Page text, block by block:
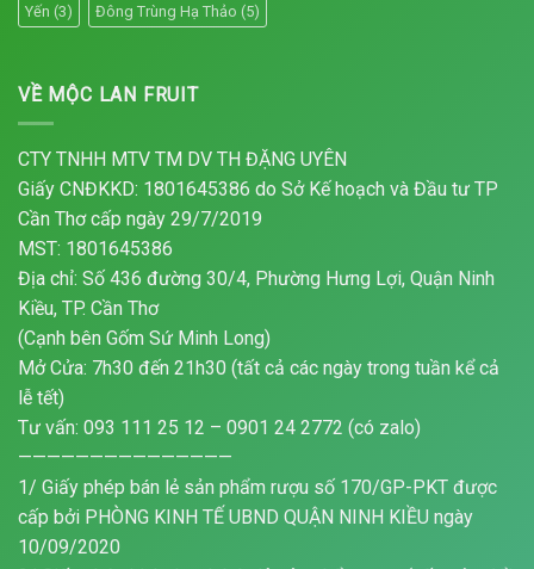
Yến (3) Đông Trùng Hạ Thảo (5)
VỀ MỘC LAN FRUIT
CTY TNHH MTV TM DV TH ĐẶNG UYÊN
Giấy CNĐKKD: 1801645386 do Sở Kế hoạch và Đầu tư TP
Cần Thơ cấp ngày 29/7/2019
MST: 1801645386
Địa chỉ: Số 436 đường 30/4, Phường Hưng Lợi, Quận Ninh
Kiều, TP. Cần Thơ
(Cạnh bên Gốm Sứ Minh Long)
Mở Cửa: 7h30 đến 21h30 (tất cả các ngày trong tuần kể cả
lễ tết)
Tư vấn: 093 111 25 12 – 0901 24 2772 (có zalo)
———————————————
1/ Giấy phép bán lẻ sản phẩm rượu số 170/GP-PKT được
cấp bởi PHÒNG KINH TẾ UBND QUẬN NINH KIỀU ngày
10/09/2020